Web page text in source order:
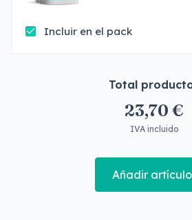
Incluir en el pack
Total
23,70 €
IVA incluido
Añadir